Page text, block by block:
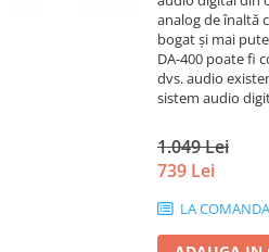
analog de înaltă
bogat și mai
DA-400 poate fi
dvs. audio
sistem audio
1.049 Lei
739 Lei
LA COMANDA